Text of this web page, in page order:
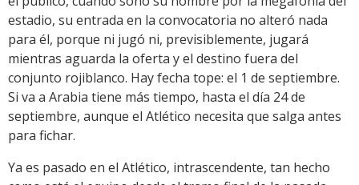
estadio, su entrada en la convocatoria no alteró nada
para él, porque ni jugó ni, previsiblemente, jugará
mientras aguarda la oferta y el destino fuera del
conjunto rojiblanco. Hay fecha tope: el 1 de septiembre.
Si va a Arabia tiene más tiempo, hasta el día 24 de
septiembre, aunque el Atlético necesita que salga antes
para fichar.
Ya es pasado en el Atlético, intrascendente, tan hecho